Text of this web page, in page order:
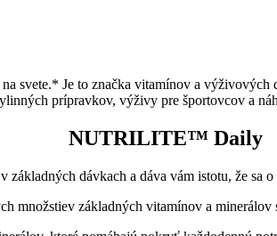
svete.* Je to značka vitamínov a
prípravkov, výživy pre športovcov a
NUTRILITE™ Daily
dávkach a dáva vám istotu, že sa o
množstiev základných vitamínov a